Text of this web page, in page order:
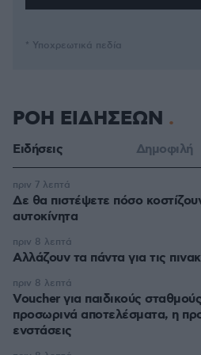
* Υποχρεωτικά πεδία
ΡΟΗ ΕΙΔΗΣΕΩΝ
Ειδήσεις Δημοφιλή
Δε θα πιστέψετε πόσο
αυτοκίνητα
πριν 7 λεπτά
Αλλάζουν τα πάντα για τις
πριν 8 λεπτά
Voucher για παιδικούς
προσωρινά αποτελέσματα, η
ενστάσεις
πριν 8 λεπτά